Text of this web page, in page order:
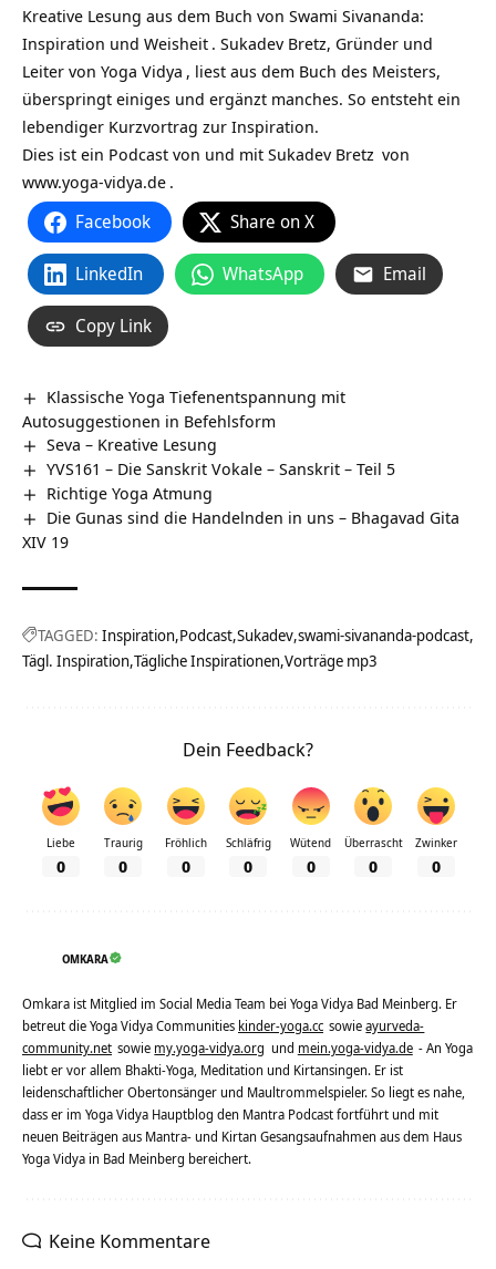
Kreative Lesung aus dem Buch von Swami Sivananda:
Inspiration und Weisheit . Sukadev Bretz, Gründer und
Leiter von Yoga Vidya , liest aus dem Buch des Meisters,
überspringt einiges und ergänzt manches. So entsteht ein
lebendiger Kurzvortrag zur Inspiration.
Dies ist ein Podcast von und mit Sukadev Bretz von
www.yoga-vidya.de .
Facebook Share on X
LinkedIn WhatsApp Email
Copy Link
Klassische Yoga Tiefenentspannung mit
Autosuggestionen in Befehlsform
Seva – Kreative Lesung
YVS161 – Die Sanskrit Vokale – Sanskrit – Teil 5
Richtige Yoga Atmung
Die Gunas sind die Handelnden in uns – Bhagavad Gita
XIV 19
TAGGED: Inspiration Podcast Sukadev swami-sivananda-podcast
Tägl. Inspiration Tägliche Inspirationen Vorträge mp3
Dein Feedback?
Liebe
0
Traurig
0
Fröhlich
0
Schläfrig
0
Wütend
0
Überrascht
0
Zwinker
0
OMKARA
Omkara ist Mitglied im Social Media Team bei Yoga Vidya Bad Meinberg. Er
betreut die Yoga Vidya Communities kinder-yoga.cc sowieayurveda-
community.net sowie my.yoga-vidya.org und mein.yoga-vidya.de - An Yoga
liebt er vor allem Bhakti-Yoga, Meditation und Kirtansingen. Er ist
leidenschaftlicher Obertonsänger und Maultrommelspieler. So liegt es nahe,
dass er im Yoga Vidya Hauptblog den Mantra Podcast fortführt und mit
neuen Beiträgen aus Mantra- und Kirtan Gesangsaufnahmen aus dem Haus
Yoga Vidya in Bad Meinberg bereichert.
Keine Kommentare